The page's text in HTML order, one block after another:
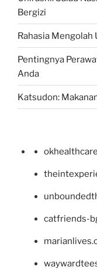
Bergizi
Rahasia Mengolah
Pentingnya
Anda
Katsudon:
catfriends-